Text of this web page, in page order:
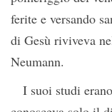
ferite e versando
di Gesù riviveva
Neumann.
I suoi studi